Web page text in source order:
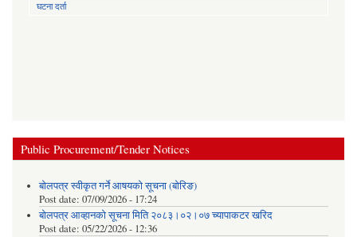
घटना दर्ता
Public Procurement/Tender Notices
बोलपत्र स्वीकृत गर्ने आषयको सूचना (बोरिङ)
Post date: 07/09/2026 - 17:24
बोलपत्र आव्हानको सूचना मिति २०८३।०२।०७ च्यापाकटर खरिद
Post date: 05/22/2026 - 12:36